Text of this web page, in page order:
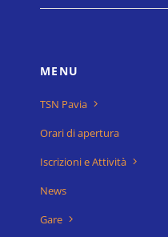
MENU
TSN Pavia
Orari di apertura
Iscrizioni e Attività
News
Gare